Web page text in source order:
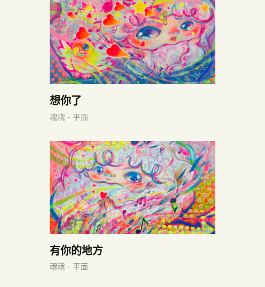
想你了
魂魂 - 平面
有你的地方
魂魂 - 平面